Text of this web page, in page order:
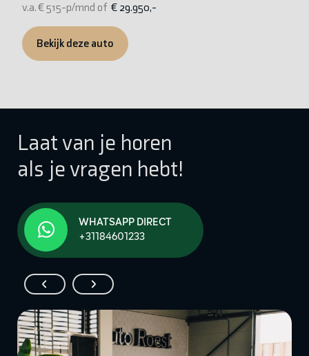
v.a. € 515-p/mnd of € 29.950,-
Bekijk deze auto
Laat van je horen
als je vragen hebt!
WHATSAPP DIRECT
+31184601233